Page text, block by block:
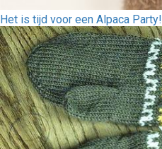
Het is tijd voor een Alpaca Party!